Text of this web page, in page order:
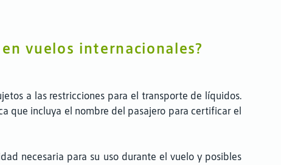
vuelos internacionales?
a las restricciones para el transporte de líquidos.
que incluya el nombre del pasajero para certificar el
necesaria para su uso durante el vuelo y posibles